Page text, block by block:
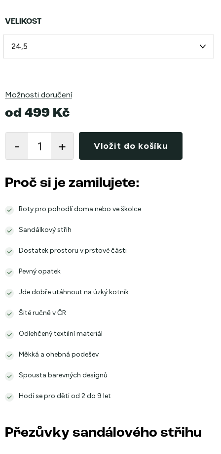
VELIKOST
Možnosti doručení
od 499 Kč
cena:
Vložit do košíku
Proč si je zamilujete:
Boty pro pohodlí doma nebo ve školce
Sandálkový střih
Dostatek prostoru v prstové části
Pevný opatek
Jde dobře utáhnout na úzký kotník
Šité ručně v ČR
Odlehčený textilní materiál
Měkká a ohebná podešev
Spousta barevných designů
Hodí se pro děti od 2 do 9 let
Přezůvky sandálového střihu